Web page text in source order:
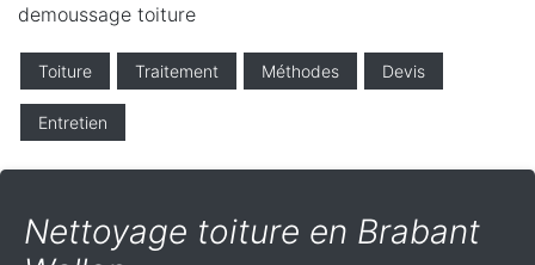
demoussage toiture
Toiture Traitement Méthodes Devis
Entretien
Nettoyage toiture en Brabant